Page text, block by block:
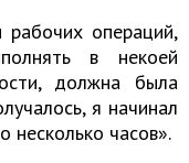
рабочих операций,
в некоей
должна была
я начинал
несколько часов».